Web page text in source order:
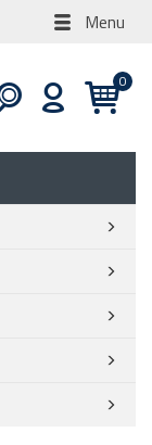
Menu